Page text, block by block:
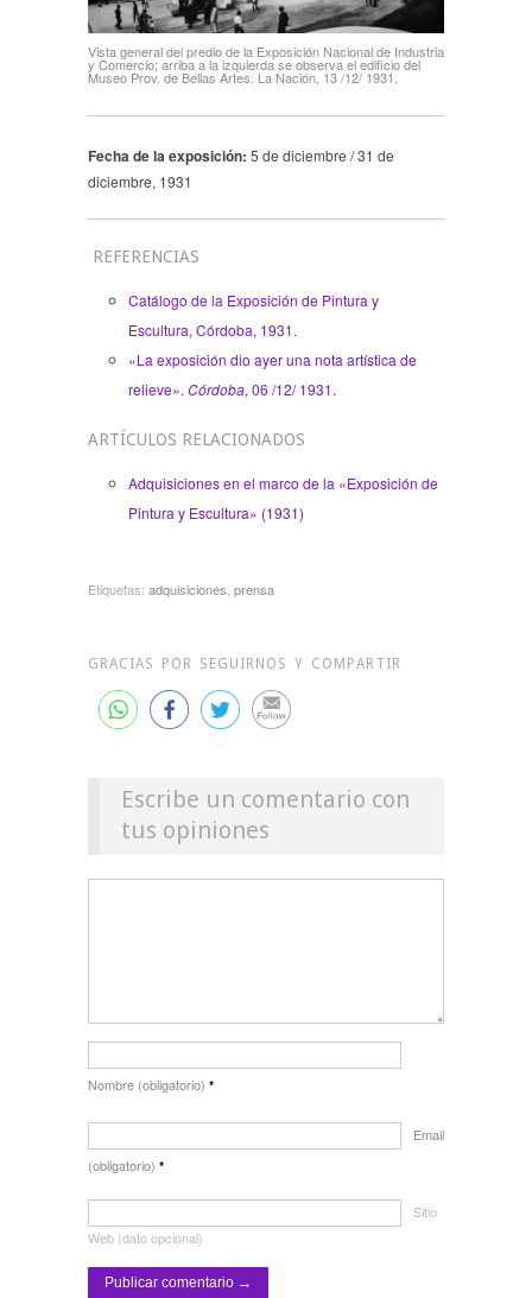
Vista general del predio de la Exposición Nacional de Industria
y Comercio; arriba a la izquierda se observa el edificio del
Museo Prov. de Bellas Artes. La Nación, 13 /12/ 1931.
Fecha de la exposición: 5 de diciembre / 31 de
diciembre, 1931
REFERENCIAS
Catálogo de la Exposición de Pintura y
Escultura, Córdoba, 1931.
«La exposición dio ayer una nota artística de
relieve». Córdoba, 06 /12/ 1931.
ARTÍCULOS RELACIONADOS
Adquisiciones en el marco de la «Exposición de
Pintura y Escultura» (1931)
Etiquetas: adquisiciones, prensa
GRACIAS POR SEGUIRNOS Y COMPARTIR
Escribe un comentario con
tus opiniones
Nombre (obligatorio) *
Email
(obligatorio) *
Sitio
Web (dato opcional)